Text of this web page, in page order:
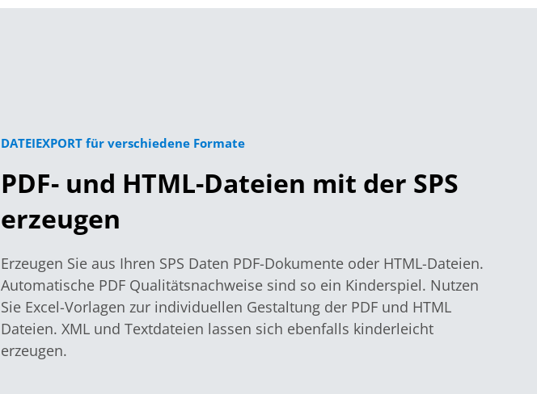
DATEIEXPORT für verschiedene Formate
PDF- und HTML-Dateien mit der SPS
erzeugen
Erzeugen Sie aus Ihren SPS Daten PDF-Dokumente oder HTML-Dateien.
Automatische PDF Qualitätsnachweise sind so ein Kinderspiel. Nutzen
Sie Excel-Vorlagen zur individuellen Gestaltung der PDF und HTML
Dateien. XML und Textdateien lassen sich ebenfalls kinderleicht
erzeugen.